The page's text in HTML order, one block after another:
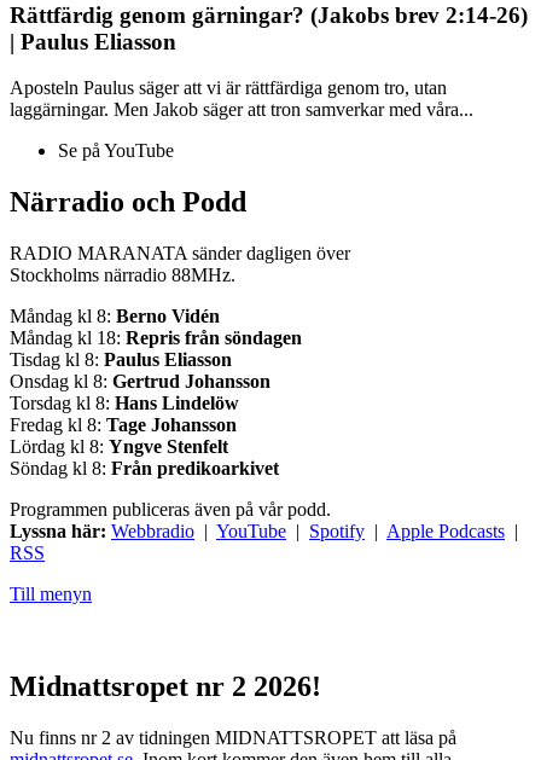
Rättfärdig genom gärningar? (Jakobs brev 2:14-26)
| Paulus Eliasson
Aposteln Paulus säger att vi är rättfärdiga genom tro, utan
laggärningar. Men Jakob säger att tron samverkar med våra...
Se på YouTube
Närradio och Podd
RADIO MARANATA sänder dagligen över
Stockholms närradio 88MHz.
Måndag kl 8: Berno Vidén
Måndag kl 18: Repris från söndagen
Tisdag kl 8: Paulus Eliasson
Onsdag kl 8: Gertrud Johansson
Torsdag kl 8: Hans Lindelöw
Fredag kl 8: Tage Johansson
Lördag kl 8: Yngve Stenfelt
Söndag kl 8: Från predikoarkivet
Programmen publiceras även på vår podd.
Lyssna här: Webbradio | YouTube | Spotify | Apple Podcasts |
RSS
Till menyn
Midnattsropet nr 2 2026!
Nu finns nr 2 av tidningen MIDNATTSROPET att läsa på